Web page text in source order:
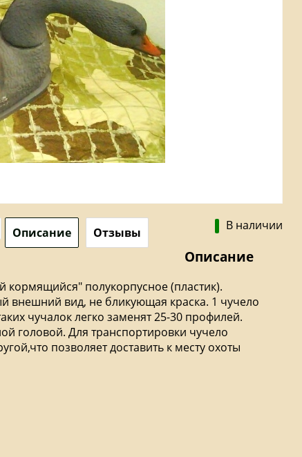
В наличии
Описание Отзывы
Описание
кормящийся" полукорпусное (пластик).
внешний вид, не бликующая краска. 1 чучело
чучалок легко заменят 25-30 профилей.
головой. Для транспортировки чучело
позволяет доставить к месту охоты